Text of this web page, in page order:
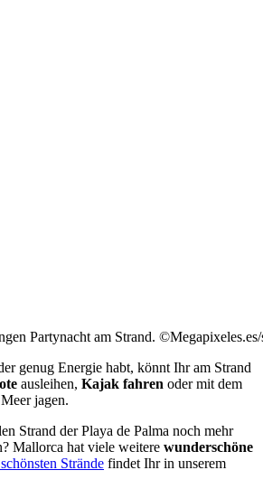
Partynacht am Strand.
genug Energie habt, könnt Ihr am Strand
ausleihen, Kajak fahren oder mit dem
jagen.
Strand der Playa de Palma noch mehr
Mallorca hat viele weitere wunderschöne
Strände findet Ihr in unserem